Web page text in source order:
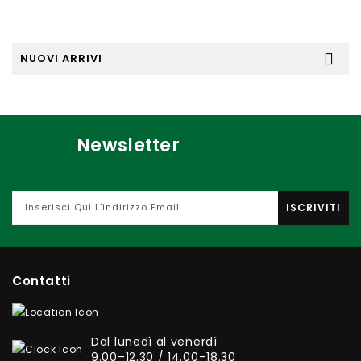
NUOVI ARRIVI
Newsletter
ISCRIVITI
Contatti
Dal lunedì al venerdì
9.00–12.30 / 14.00–18.30